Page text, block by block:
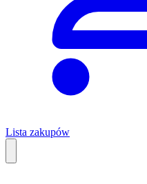
Lista zakupów